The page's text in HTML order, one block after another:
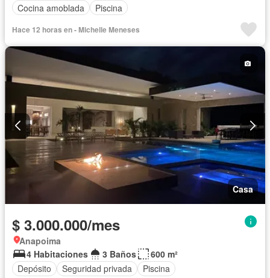
Cocina amoblada
Piscina
Hace 12 horas en - Michelle Meneses
Casa
$ 3.000.000/mes
Anapoima
4 Habitaciones
3 Baños
600 m²
Depósito
Seguridad privada Piscina